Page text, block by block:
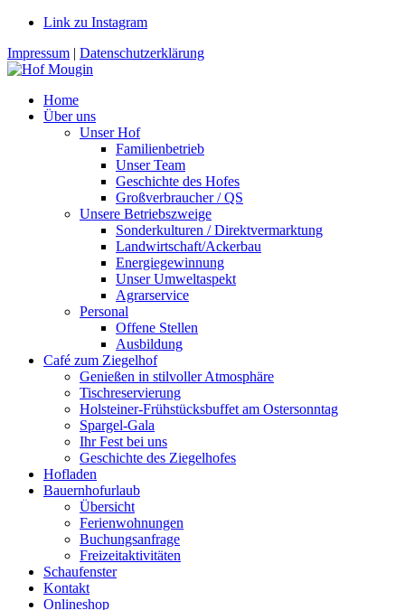
Link zu Instagram
Impressum | Datenschutzerklärung
Home
Über uns
Unser Hof
Familienbetrieb
Unser Team
Geschichte des Hofes
Großverbraucher / QS
Unsere Betriebszweige
Sonderkulturen / Direktvermarktung
Landwirtschaft/Ackerbau
Energiegewinnung
Unser Umweltaspekt
Agrarservice
Personal
Offene Stellen
Ausbildung
Café zum Ziegelhof
Genießen in stilvoller Atmosphäre
Tischreservierung
Holsteiner-Frühstücksbuffet am Ostersonntag
Spargel-Gala
Ihr Fest bei uns
Geschichte des Ziegelhofes
Hofladen
Bauernhofurlaub
Übersicht
Ferienwohnungen
Buchungsanfrage
Freizeitaktivitäten
Schaufenster
Kontakt
Onlineshop